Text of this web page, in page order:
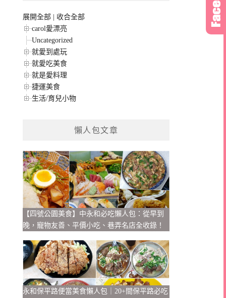
展開全部 | 收合全部
carol愛漂亮
Uncategorized
就愛到處玩
就愛吃美食
就是愛料理
捷運美食
生活/育兒小物
懶人包文章
【四號公園美食】中永和必吃懶人包：從早到
晚，寵物友善、平價小吃、巷弄名店全收錄！
永和保平路便當美食懶人包｜20+間保平路必吃